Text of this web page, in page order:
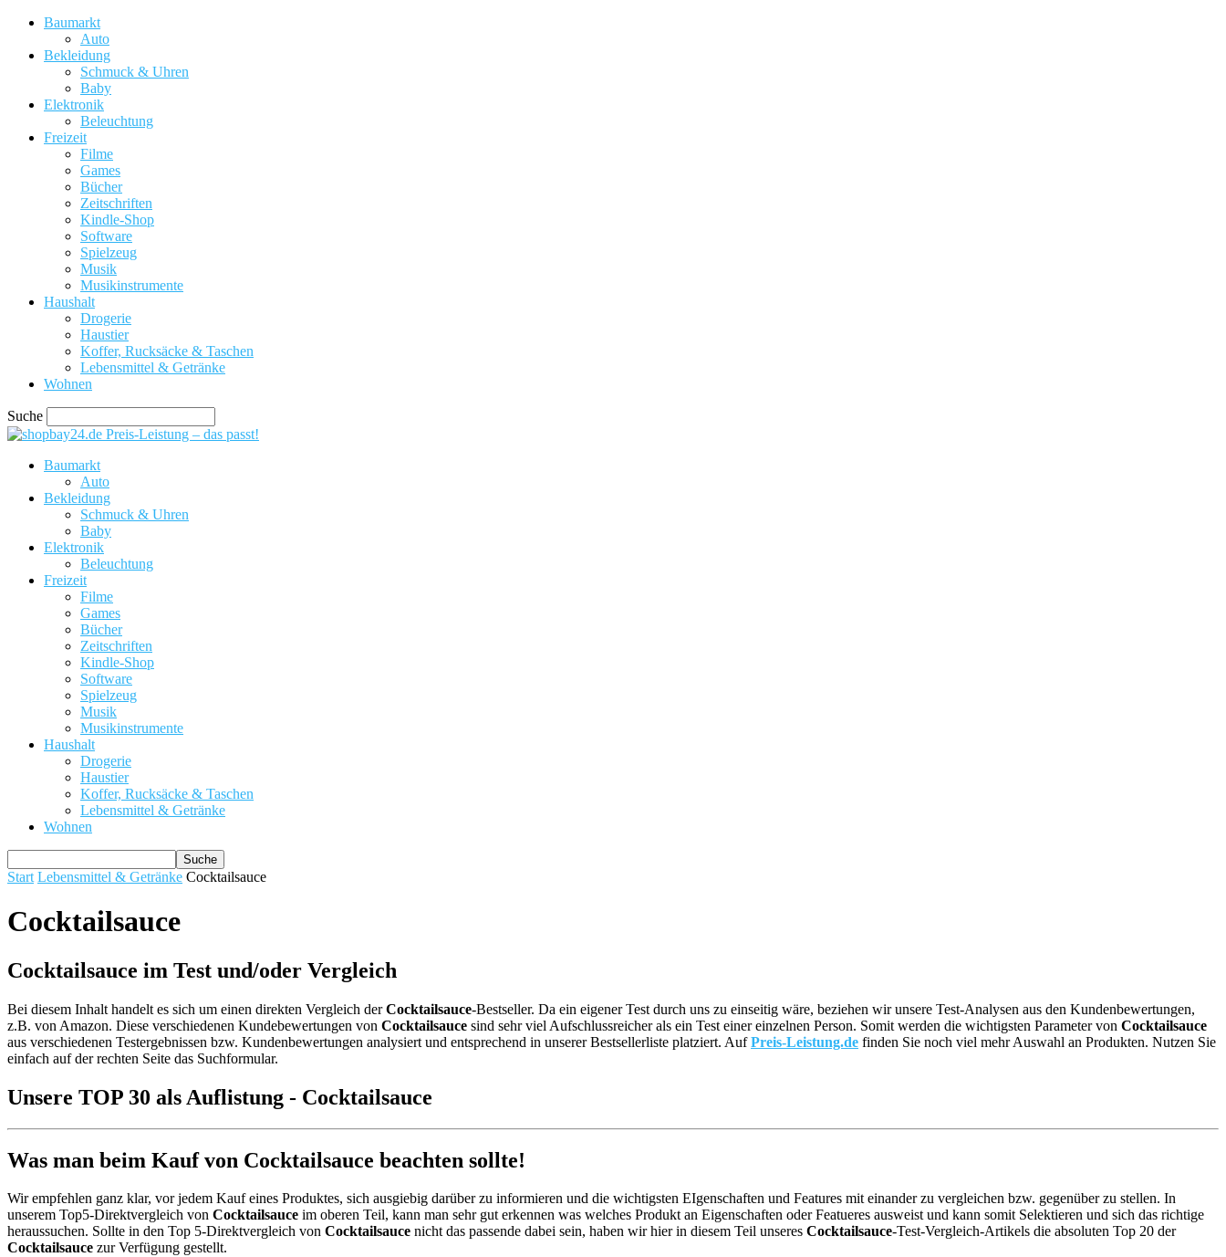
Baumarkt
Auto
Bekleidung
Schmuck & Uhren
Baby
Elektronik
Beleuchtung
Freizeit
Filme
Games
Bücher
Zeitschriften
Kindle-Shop
Software
Spielzeug
Musik
Musikinstrumente
Haushalt
Drogerie
Haustier
Koffer, Rucksäcke & Taschen
Lebensmittel & Getränke
Wohnen
Suche
Preis-Leistung – das passt!
Baumarkt
Auto
Bekleidung
Schmuck & Uhren
Baby
Elektronik
Beleuchtung
Freizeit
Filme
Games
Bücher
Zeitschriften
Kindle-Shop
Software
Spielzeug
Musik
Musikinstrumente
Haushalt
Drogerie
Haustier
Koffer, Rucksäcke & Taschen
Lebensmittel & Getränke
Wohnen
Start Lebensmittel & Getränke Cocktailsauce
Cocktailsauce
Cocktailsauce im Test und/oder Vergleich
Bei diesem Inhalt handelt es sich um einen direkten Vergleich derCocktailsauce-Bestseller. Da ein eigener Test durch uns zu einseitig wäre, beziehen wir unsere Test-Analysen aus den Kundenbewertungen,
z.B. von Amazon. Diese verschiedenen Kundebewertungen von Cocktailsauce sind sehr viel Aufschlussreicher als ein Test einer einzelnen Person. Somit werden die wichtigsten Parameter von Cocktailsauce
aus verschiedenen Testergebnissen bzw. Kundenbewertungen analysiert und entsprechend in unserer Bestsellerliste platziert. AufPreis-Leistung.de finden Sie noch viel mehr Auswahl an Produkten. Nutzen Sie
einfach auf der rechten Seite das Suchformular.
Unsere TOP 30 als Auflistung - Cocktailsauce
Was man beim Kauf von Cocktailsauce beachten sollte!
Wir empfehlen ganz klar, vor jedem Kauf eines Produktes, sich ausgiebig darüber zu informieren und die wichtigsten EIgenschaften und Features mit einander zu vergleichen bzw. gegenüber zu stellen. In
unserem Top5-Direktvergleich von Cocktailsauce im oberen Teil, kann man sehr gut erkennen was welches Produkt an Eigenschaften oder Featueres ausweist und kann somit Selektieren und sich das richtige
heraussuchen. Sollte in den Top 5-Direktvergleich von Cocktailsauce nicht das passende dabei sein, haben wir hier in diesem Teil unseres Cocktailsauce-Test-Vergleich-Artikels die absoluten Top 20 der
Cocktailsauce zur Verfügung gestellt.